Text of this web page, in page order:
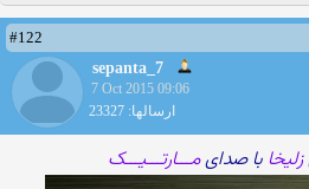
#122
sepanta_7
7 Oct 2015 09:06
ارسالها: 23327
زلیخا با صدایمـــارتـــیـــک